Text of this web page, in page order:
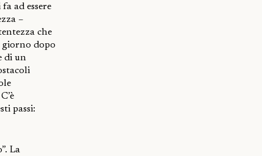
ad essere
–
che
giorno dopo
di un
passi:
La